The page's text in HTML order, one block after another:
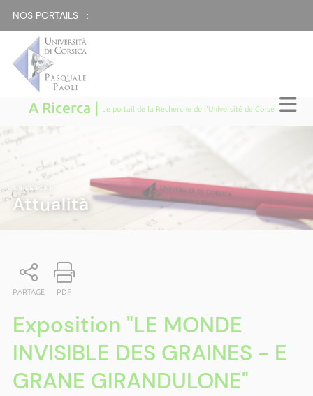
NOS PORTAILS :
A Ricerca | Le portail de la Recherche de l'Université de Corse
A RICERCA
Attualità
PARTAGE PDF
Exposition "LE MONDE
INVISIBLE DES GRAINES - E
GRANE GIRANDULONE"